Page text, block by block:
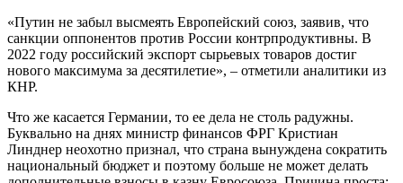
«Путин не забыл высмеять Европейский союз, заявив, что
санкции оппонентов против России контрпродуктивны. В
2022 году российский экспорт сырьевых товаров достиг
нового максимума за десятилетие», – отметили аналитики из
КНР.
Что же касается Германии, то ее дела не столь радужны.
Буквально на днях министр финансов ФРГ Кристиан
Линднер неохотно признал, что страна вынуждена сократить
национальный бюджет и поэтому больше не может делать